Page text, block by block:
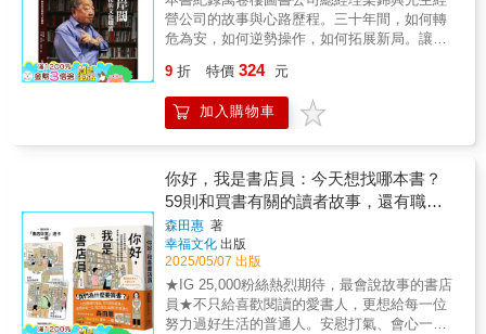
的《藏書之愛》，這位十九世紀英國的知名藏
書家、印刷商、書目學家威廉˙布雷德斯（一八
二四—一八九〇），則是為我們留下藏書家與
愛書人的「藏書之苦」。——吳卡密（舊香居
書籍如何被行銷和銷售的有趣故事，例如有書
店曾經請來一頭三千磅的大象來簽書。 這是一
本給書店的情書，從古至今，書店一直是給人
帶來愉悅的商店，是我們生活不可或缺的一部
捍衛書店這個重要、奇怪、充滿挑戰與機遇的
商業文化。」——《紐約時報》（The New
York Times）「十三篇精煉的書店與店長小
主義的避風港——這裡是凝聚社群的空間，書
本也不僅僅是商品⋯⋯在佛里斯的敘述中，書
店透過不斷重塑自身而得以生存。」——《紐
約客》（The New Yorker）「讀來宛如置身最
愛的書店之中⋯⋯沿途遇見諸多奇聞趣事⋯⋯
佛里斯彷彿歷史版的印象派畫家喬治‧修拉，將
這些精彩細節與軼事精心拼貼，讓點滴史實匯
聚成美國書店業及其式微的完整畫作。」——
營公司的故事與心路歷程。三十年間，如何轉
危為安，如何逆勢操作，如何拓展新局。讓一
版、文化交流單位。全書共分四部：上編「專
訪報導」，收錄學者、學生、媒體對其所做的
專訪；中編「經營心路」，收錄其經營理念與
岸圖書、文化交流推動過程中，媒體記者對其
所做的採訪報導。本書見證了兩岸出版產業交
流的過程，也見證了知識份子的文化使命，更
見證了出版人的艱辛歷程。是在萬卷書香中，
一位兩岸文化擺渡人的故事。
9 折 特價 324 元
加入購物車
你好，我是書店員：今天想找哪本書？
59則和買書有關的讀者故事，還有職人
的工作日常與推書清單【隨書附 書店日
常彩色透卡（兩款隨機出貨）】
森田惠 著
幸福文化 出版
2025/05/07 出版
★IG 25,000粉絲熱烈期待，最會說故事的書店
員★不只給喜歡閱讀的愛書人，更想給每一位
努力過好生活的普通人。安慰打氣、會心一